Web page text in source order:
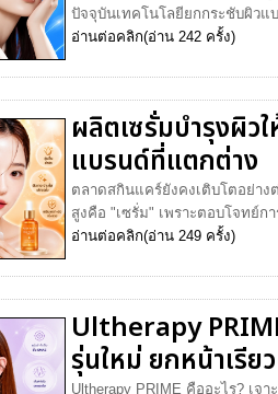
ปัจจุบันเทคโนโลยียกกระชับผิวแบ
อ่านต่อคลิก(อ่าน 242 ครั้ง)
ผลิตเซรั่มบำรุงผิว
แบรนด์ที่แตกต่าง
ตลาดสกินแคร์ยังคงเติบโตอย่า
สูงคือ "เซรั่ม" เพราะตอบโจทย์กา
อ่านต่อคลิก(อ่าน 249 ครั้ง)
Ultherapy
รุ่นใหม่ ยกหน้าเรีย
Ultherapy PRIME คืออะไร? เ